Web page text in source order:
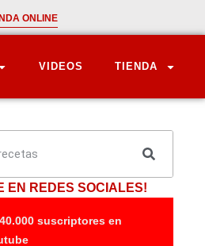
ONLINE
VIDEOS TIENDA
EN REDES SOCIALES!
suscriptores en